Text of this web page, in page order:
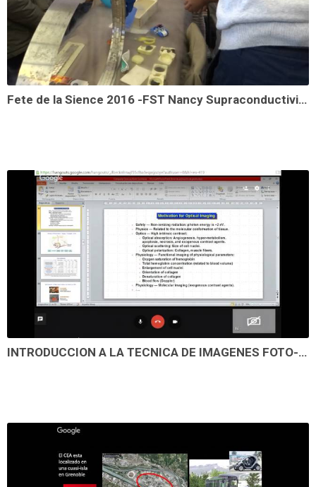
Fete de la Sience 2016 -FST Nancy Supraconductivite
INTRODUCCION A LA TECNICA DE IMAGENES FOTO-ACUSTICAS